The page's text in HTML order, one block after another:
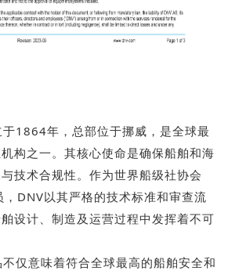
1864年，总部位于挪威，是全球最
构之一。其核心使命是确保船舶和海
技术合规性。作为世界船级社协会
，DNV以其严格的技术标准和审查流
设计、制造及运营过程中发挥着不可
仅意味着符合全球最高的船舶安全和